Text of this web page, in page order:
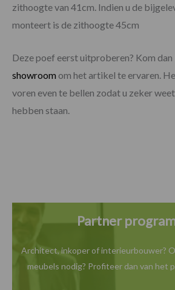
zithoogte van 41cm. Indien u de
monteert is de zithoogte 45cm
Deze poef eerst uitproberen? Kom dan
showroom om het artikel te ervaren.
voren even te bellen zodat u zeker
hebben staan.
Partner
Architect, inkoper of interieurbouwer?
meubels nodig? Profiteer dan van het